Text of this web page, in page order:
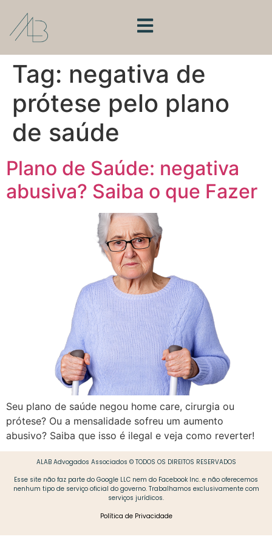
Tag: negativa de
prótese pelo plano
de saúde
Plano de Saúde: negativa
abusiva? Saiba o que Fazer
Seu plano de saúde negou home care, cirurgia ou
prótese? Ou a mensalidade sofreu um aumento
abusivo? Saiba que isso é ilegal e veja como reverter!
ALAB Advogados Associados © TODOS OS DIREITOS RESERVADOS
Esse site não faz parte do Google LLC nem do Facebook Inc. e não oferecemos
nenhum tipo de serviço oficial do governo. Trabalhamos exclusivamente com
serviços jurídicos.
Política de Privacidade